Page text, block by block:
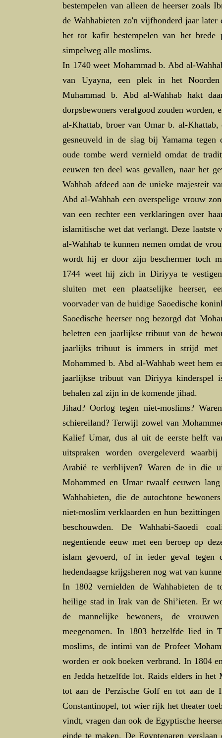
bestempelen van alleen de heerser zoals
de Wahhabieten zo'n vijfhonderd jaar
het tot kafir bestempelen van het brede
simpelweg alle moslims.
In 1740 weet Mohammad b. Abd al-
van Uyayna, een plek in het Noorden
Muhammad b. Abd al-Wahhab hakt
dorpsbewoners verafgood zouden
al-Khattab, broer van Omar b. al-
gesneuveld in de slag bij Yamama
oude tombe werd vernield omdat de
eeuwen ten deel was gevallen, naar het
Wahhab afdeed aan de unieke majesteit
Abd al-Wahhab een overspelige vrouw
van een rechter een verklaringen over
islamitische wet dat verlangt. Deze laatste
al-Wahhab te kunnen nemen omdat de
wordt hij er door zijn beschermer toch
1744 weet hij zich in Diriyya te
sluiten met een plaatselijke heerser,
voorvader van de huidige Saoedische
Saoedische heerser nog bezorgd dat
beletten een jaarlijkse tribuut van de
jaarlijks tribuut is immers in strijd met
Mohammed b. Abd al-Wahhab weet hem
jaarlijkse tribuut van Diriyya kinderspel
behalen zal zijn in de komende jihad.
Jihad? Oorlog tegen niet-moslims?
schiereiland? Terwijl zowel van
Kalief Umar, dus al uit de eerste helft
uitspraken worden overgeleverd
Arabië te verblijven? Waren de in die
Mohammed en Umar twaalf eeuwen
Wahhabieten, die de autochtone
niet-moslim verklaarden en hun
beschouwden. De Wahhabi-Saoedi
negentiende eeuw met een beroep op
islam gevoerd, of in ieder geval tegen
hedendaagse krijgsheren nog wat van
In 1802 vernielden de Wahhabieten de
heilige stad in Irak van de Shi’ieten. Er
de mannelijke bewoners, de
meegenomen. In 1803 hetzelfde lied in
moslims, de intimi van de Profeet
worden er ook boeken verbrand. In 1804
en Jedda hetzelfde lot. Raids elders in
tot aan de Perzische Golf en tot aan de
Constantinopel, tot wier rijk het theater
vindt, vragen dan ook de Egyptische
einde te maken. De Egyptenaren verslaan